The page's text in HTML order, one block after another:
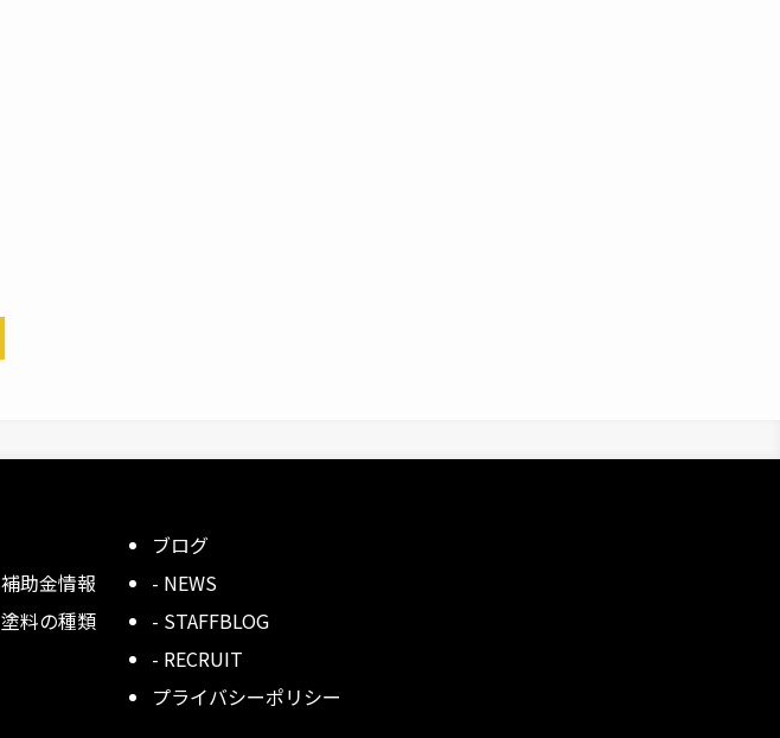
補助金情報
塗料の種類
ブログ
- NEWS
- STAFFBLOG
- RECRUIT
プライバシーポリシー